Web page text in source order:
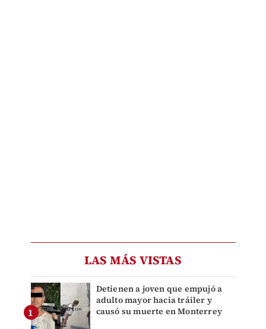
LAS MÁS VISTAS
Detienen a joven que empujó a
adulto mayor hacia tráiler y
causó su muerte en Monterrey